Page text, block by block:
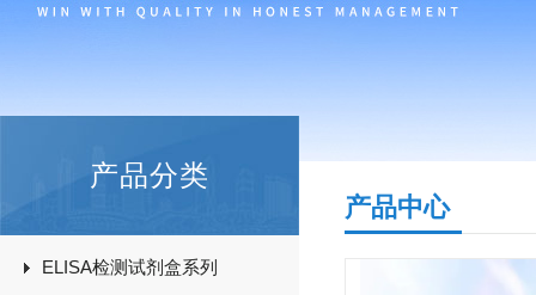
产品分类
ELISA检测试剂盒系列
产品中心